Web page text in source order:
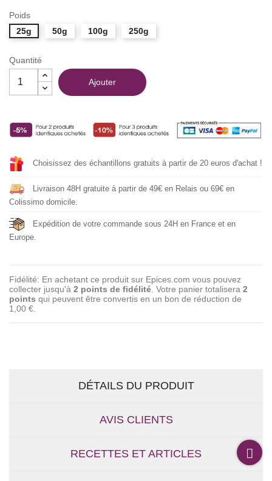
Poids
25g
50g 100g 250g
Quantité
Ajouter
Choisissez des échantillons gratuits à partir de 20 euros d'achat !
Livraison 48H gratuite à partir de 49€ en Relais ou 69€ en
Colissimo domicile.
Expédition de votre commande sous 24H en France et en
Europe.
Fidélité: En achetant ce produit sur Epices.com vous pouvez
collecter jusqu'à 2 points de fidélité . Votre panier totalisera 2
points qui peuvent être convertis en un bon de réduction de
1,00 €
DÉTAILS DU PRODUIT
AVIS CLIENTS
RECETTES ET ARTICLES